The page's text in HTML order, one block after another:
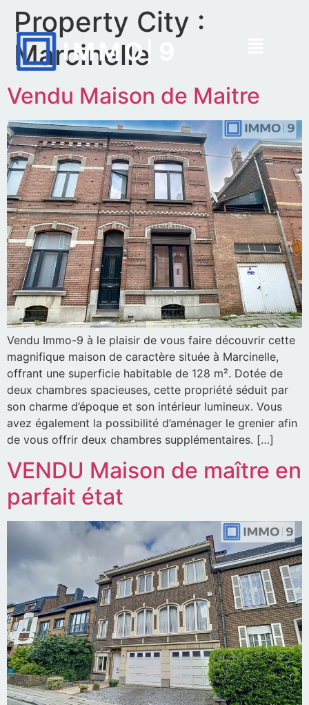
Property City :
Marcinelle
Vendu Maison de Maitre
Vendu Immo-9 à le plaisir de vous faire découvrir cette
magnifique maison de caractère située à Marcinelle,
offrant une superficie habitable de 128 m². Dotée de
deux chambres spacieuses, cette propriété séduit par
son charme d’époque et son intérieur lumineux. Vous
avez également la possibilité d’aménager le grenier afin
de vous offrir deux chambres supplémentaires. […]
VENDU Maison de maître en
parfait état